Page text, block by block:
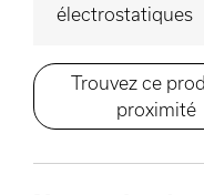
électrostatiques
Trouvez ce
proximité